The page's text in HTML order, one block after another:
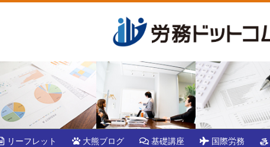
リーフレット 大熊ブログ 基礎講座 国際労務